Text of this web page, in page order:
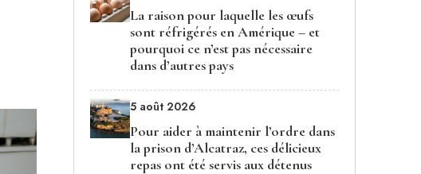
La raison pour laquelle les œufs
sont réfrigérés en Amérique – et
pourquoi ce n’est pas nécessaire
dans d’autres pays
5 août 2026
Pour aider à maintenir l’ordre dans
la prison d’Alcatraz, ces délicieux
repas ont été servis aux détenus